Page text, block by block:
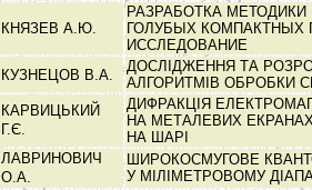
КНЯЗЕВ А.Ю.
РАЗРАБОТКА МЕТОДИКИ
ГОЛУБЫХ КОМПАКТНЫХ
ИССЛЕДОВАНИЕ
КУЗНЕЦОВ В.А.
ДОСЛІДЖЕННЯ ТА
АЛГОРИТМІВ ОБРОБКИ
КАРВИЦЬКИЙ
Г.Є.
ДИФРАКЦІЯ
НА МЕТАЛЕВИХ
НА ШАРІ
ЛАВРИНОВИЧ
О.А.
ШИРОКОСМУГОВЕ
У МІЛІМЕТРОВОМУ